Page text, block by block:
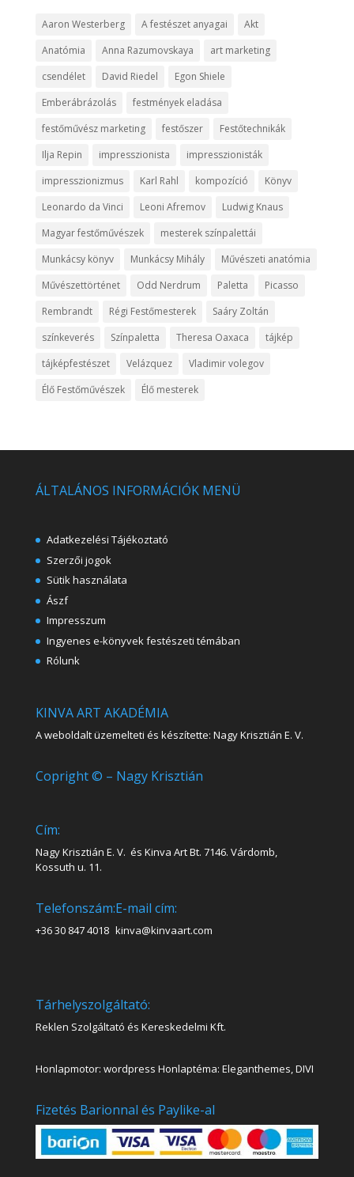
Aaron Westerberg A festészet anyagai
Akt
Anatómia
Anna Razumovskaya
art marketing
csendélet
David Riedel
Egon Shiele
Emberábrázolás
festmények eladása
festőművész marketing
festőszer
Festőtechnikák
Ilja Repin
impresszionista
impresszionisták
impresszionizmus
Karl Rahl kompozíció
Könyv
Leonardo da Vinci
Leoni Afremov
Ludwig Knaus
Magyar festőművészek
mesterek színpalettái
Munkácsy könyv
Munkácsy Mihály
Művészeti anatómia
Művészettörténet
Odd Nerdrum Paletta
Picasso
Rembrandt
Régi Festőmesterek
Saáry Zoltán
színkeverés
Színpaletta Theresa Oaxaca
tájkép
tájképfestészet
Velázquez
Vladimir volegov
Élő Festőművészek
Élő mesterek
ÁLTALÁNOS INFORMÁCIÓK MENÜ
Adatkezelési Tájékoztató
Szerzői jogok
Sütik használata
Ászf
Impresszum
Ingyenes e-könyvek festészeti témában
Rólunk
KINVA ART AKADÉMIA
A weboldalt üzemelteti és készítette: Nagy Krisztián E. V.
Copright © – Nagy Krisztián
Cím:
Nagy Krisztián E. V. és Kinva Art Bt. 7146. Várdomb,
Kossuth u. 11.
Telefonszám:
+36 30 847 4018
E-mail cím:
kinva@kinvaart.com
Tárhelyszolgáltató:
Reklen Szolgáltató és Kereskedelmi Kft.
Honlapmotor: wordpress Honlaptéma: Eleganthemes, DIVI
Fizetés Barionnal és Paylike-al